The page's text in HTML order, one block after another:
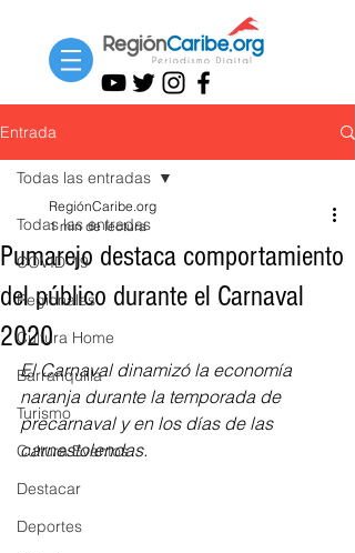
Entrada
Todas las entradas
COVID-19
Regionales
Cultura Home
Barranquilla
Turismo
Cultura Eventos
Destacar
Deportes
Todas las entradas
Pumarejo destaca comportamiento
del público durante el Carnaval
2020
RegiónCaribe.org
1 min de lectura
El Carnaval dinamizó la economía
naranja durante la temporada de
precarnaval y en los días de las
carnestolendas.